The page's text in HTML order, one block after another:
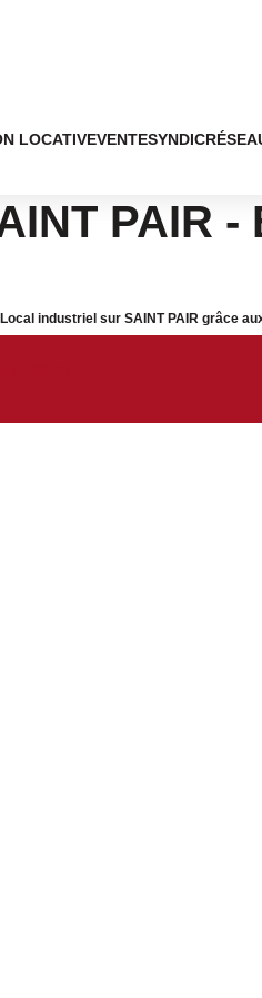
LOCATIVEVENTESYNDIC
PAIR -
industriel sur SAINT PAIR grâce